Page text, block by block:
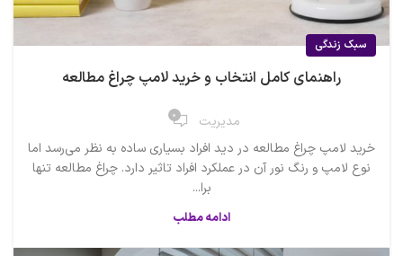
سبک زندگی
راهنمای کامل انتخاب و خرید لامپ چراغ مطالعه
مدیریت 0
خرید لامپ چراغ مطالعه در دید افراد بسیاری ساده به نظر می‌رسد اما
نوع لامپ و رنگ نور آن در عملکرد افراد تاثیر دارد. چراغ مطالعه تنها
برا...
ادامه مطلب